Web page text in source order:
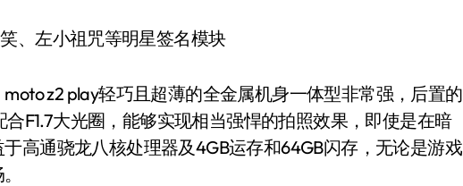
、左小祖咒等明星签名模块
z2 play轻巧且超薄的全金属机身一体型非常强，后置的
F1.7大光圈，能够实现相当强悍的拍照效果，即使是在暗
高通骁龙八核处理器及4GB运存和64GB闪存，无论是游戏